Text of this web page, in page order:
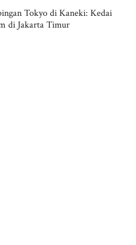
Tokyo di Kaneki: Kedai
di Jakarta Timur